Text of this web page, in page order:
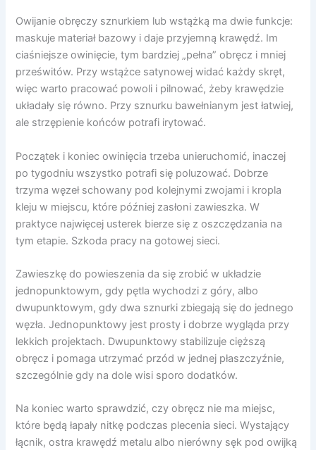
Owijanie obręczy sznurkiem lub wstążką ma dwie funkcje:
maskuje materiał bazowy i daje przyjemną krawędź. Im
ciaśniejsze owinięcie, tym bardziej „pełna” obręcz i mniej
prześwitów. Przy wstążce satynowej widać każdy skręt,
więc warto pracować powoli i pilnować, żeby krawędzie
układały się równo. Przy sznurku bawełnianym jest łatwiej,
ale strzępienie końców potrafi irytować.
Początek i koniec owinięcia trzeba unieruchomić, inaczej
po tygodniu wszystko potrafi się poluzować. Dobrze
trzyma węzeł schowany pod kolejnymi zwojami i kropla
kleju w miejscu, które później zasłoni zawieszka. W
praktyce najwięcej usterek bierze się z oszczędzania na
tym etapie. Szkoda pracy na gotowej sieci.
Zawieszkę do powieszenia da się zrobić w układzie
jednopunktowym, gdy pętla wychodzi z góry, albo
dwupunktowym, gdy dwa sznurki zbiegają się do jednego
węzła. Jednopunktowy jest prosty i dobrze wygląda przy
lekkich projektach. Dwupunktowy stabilizuje cięższą
obręcz i pomaga utrzymać przód w jednej płaszczyźnie,
szczególnie gdy na dole wisi sporo dodatków.
Na koniec warto sprawdzić, czy obręcz nie ma miejsc,
które będą łapały nitkę podczas plecenia sieci. Wystający
łącnik, ostra krawędź metalu albo nierówny sęk pod owijką